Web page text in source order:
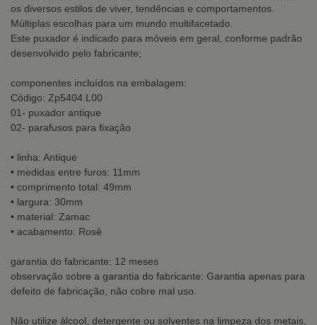
os diversos estilos de viver, tendências e comportamentos.
Múltiplas escolhas para um mundo multifacetado.
Este puxador é indicado para móveis em geral, conforme padrão
desenvolvido pelo fabricante;
componentes incluídos na embalagem:
Código: Zp5404.L00
01- puxador antique
02- parafusos para fixação
• linha: Antique
• medidas entre furos: 11mm
• comprimento total: 49mm
• largura: 30mm
• material: Zamac
• acabamento: Rosê
garantia do fabricante: 12 meses
observação sobre a garantia do fabricante: Garantia apenas para
defeito de fabricação, não cobre mal uso.
Não utilize álcool, detergente ou solventes na limpeza dos metais,